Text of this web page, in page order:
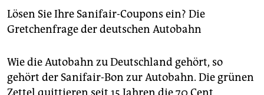
gesellschaft
kultur
sport
berlin
Lösen Sie Ihre Sanifair-Coupons ein? Die
Gretchenfrage der deutschen Autobahn
Wie die Autobahn zu Deutschland gehört, so
gehört der Sanifair-Bon zur Autobahn. Die grünen